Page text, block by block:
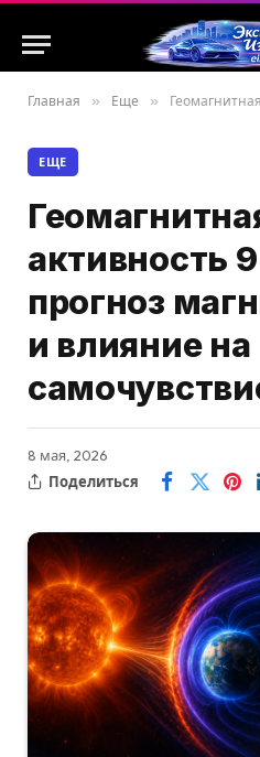
Главная » Еще » Геомагнитная активность
ЕЩЕ
активность
прогноз
и влияние на
8 мая, 2026
Поделиться